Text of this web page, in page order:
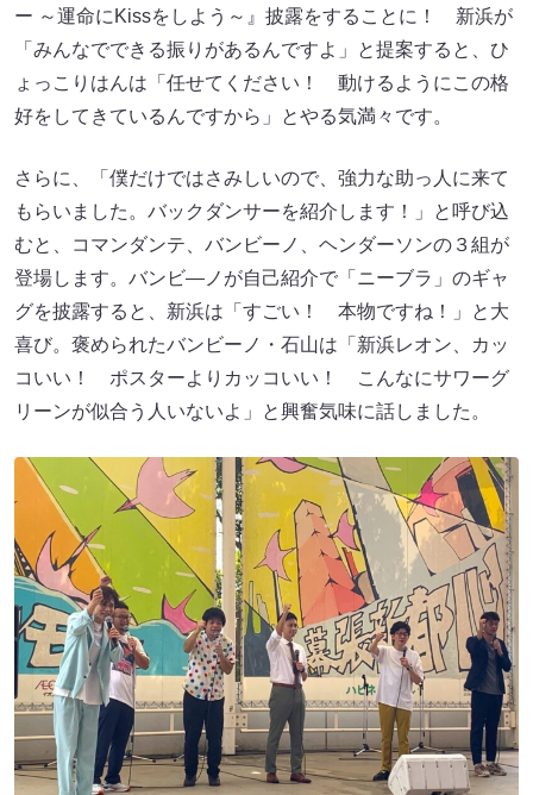
ー ～運命にKissをしよう～』披露をすることに！ 新浜が
「みんなでできる振りがあるんですよ」と提案すると、ひ
ょっこりはんは「任せてください！ 動けるようにこの格
好をしてきているんですから」とやる気満々です。
さらに、「僕だけではさみしいので、強力な助っ人に来て
もらいました。バックダンサーを紹介します！」と呼び込
むと、コマンダンテ、バンビーノ、ヘンダーソンの３組が
登場します。バンビ―ノが自己紹介で「ニーブラ」のギャ
グを披露すると、新浜は「すごい！ 本物ですね！」と大
喜び。褒められたバンビーノ・石山は「新浜レオン、カッ
コいい！ ポスターよりカッコいい！ こんなにサワーグ
リーンが似合う人いないよ」と興奮気味に話しました。